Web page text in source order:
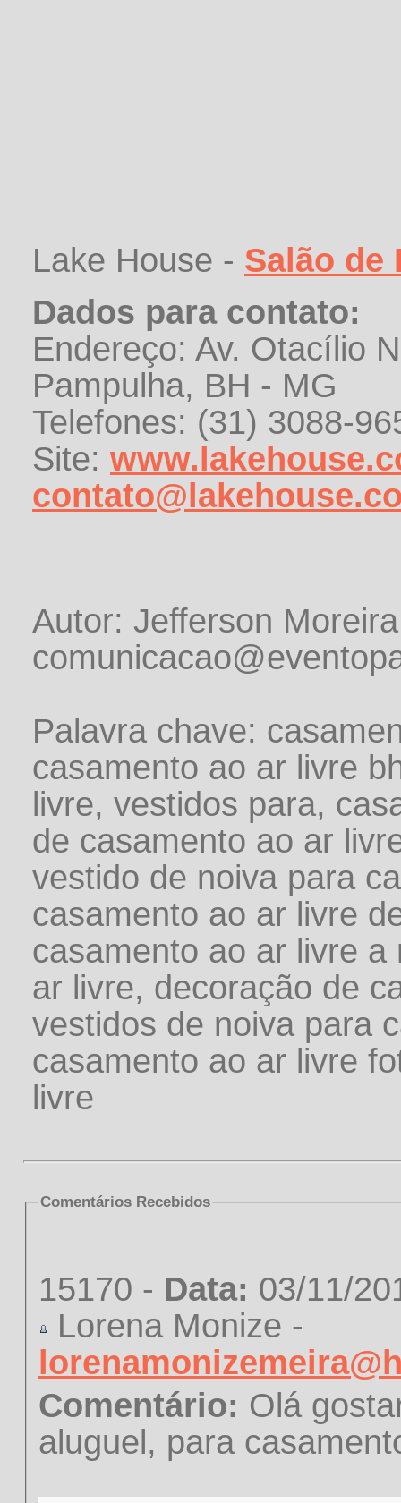
Lake House - Salão de
Dados para contato:
Endereço: Av. Otacílio
Pampulha, BH - MG
Telefones: (31) 3088-
Site:
Autor: Jefferson
Palavra chave:
casamento ao ar livre
livre, vestidos para,
de casamento ao ar
vestido de noiva para
casamento ao ar livre
casamento ao ar livre
ar livre, decoração de
vestidos de noiva para
casamento ao ar livre
livre
Comentários Recebidos
15170 - Data: 03/11/
Lorena Monize -
Comentário: Olá
aluguel, para